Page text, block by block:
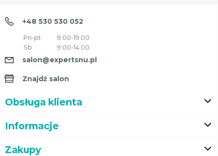
+48 530 530 052
Pn-pt
9:00-19:00
Sb
9:00-14:00
salon@expertsnu.pl
Znajdź salon
Obsługa klienta
Informacje
Zakupy